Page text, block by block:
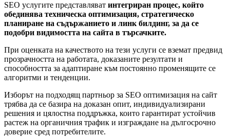
SEO услугите представляват интегриран процес, който
обединява техническа оптимизация, стратегическо
планиране на съдържанието и линк билдинг, за да се
подобри видимостта на сайта в търсачките.
При оценката на качеството на тези услуги се вземат предвид
прозрачността на работата, доказаните резултати и
способността за адаптиране към постоянно променящите се
алгоритми и тенденции.
Изборът на подходящ партньор за SEO оптимизация на сайт
трябва да се базира на доказан опит, индивидуализирани
решения и цялостна поддръжка, които гарантират устойчив
растеж на органичния трафик и изграждане на дългосрочно
доверие сред потребителите.